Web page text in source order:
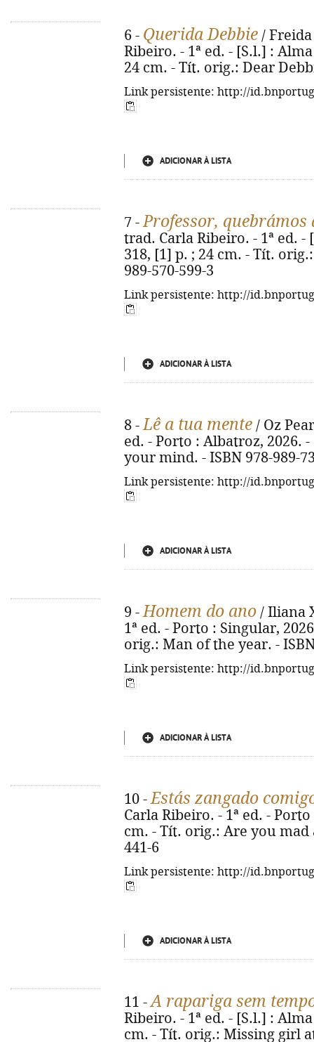
6 - Querida Debbie /
Ribeiro. - 1ª ed. - [S.l.] :
24 cm. - Tít. orig.: Dear
Link persistente: http://
ADICIONAR À LISTA
7 -Professor, quebrámos
trad. Carla Ribeiro. - 1ª ed.
318, [1] p. ; 24 cm. - Tít.
989-570-599-3
Link persistente: http://
ADICIONAR À LISTA
8 -Lê a tua mente / Oz
ed. - Porto : Albatroz, 2026.
your mind. - ISBN 978-989-
Link persistente: http://
ADICIONAR À LISTA
9 -Homem do ano / Iliana
1ª ed. - Porto : Singular,
orig.: Man of the year. -
Link persistente: http://
ADICIONAR À LISTA
10 -Estás zangado
Carla Ribeiro. - 1ª ed. -
cm. - Tít. orig.: Are you mad
441-6
Link persistente: http://
ADICIONAR À LISTA
11 -A rapariga sem
Ribeiro. - 1ª ed. - [S.l.] :
cm. - Tít. orig.: Missing girl